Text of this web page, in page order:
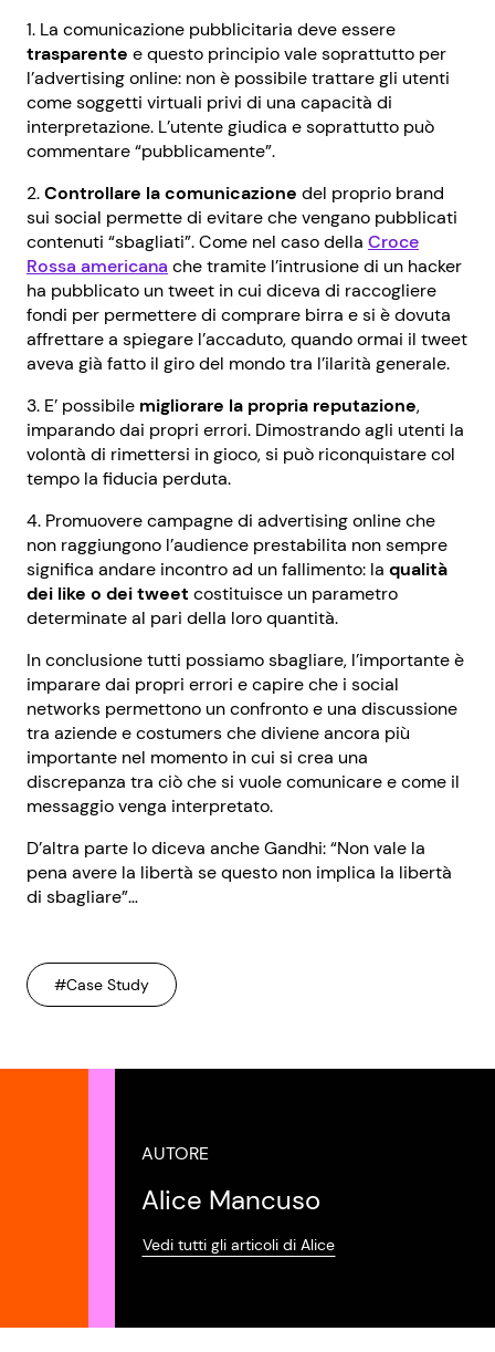
1. La comunicazione pubblicitaria deve essere
trasparente e questo principio vale soprattutto per
l’advertising online: non è possibile trattare gli utenti
come soggetti virtuali privi di una capacità di
interpretazione. L’utente giudica e soprattutto può
commentare “pubblicamente”.
2.Controllare la comunicazione del proprio brand
sui social permette di evitare che vengano pubblicati
contenuti “sbagliati”. Come nel caso della Croce
Rossa americana che tramite l’intrusione di un hacker
ha pubblicato un tweet in cui diceva di raccogliere
fondi per permettere di comprare birra e si è dovuta
affrettare a spiegare l’accaduto, quando ormai il tweet
aveva già fatto il giro del mondo tra l’ilarità generale.
3. E’ possibile migliorare la propria reputazione,
imparando dai propri errori. Dimostrando agli utenti la
volontà di rimettersi in gioco, si può riconquistare col
tempo la fiducia perduta.
4. Promuovere campagne di advertising online che
non raggiungono l’audience prestabilita non sempre
significa andare incontro ad un fallimento: la qualità
dei like o dei tweet costituisce un parametro
determinate al pari della loro quantità.
In conclusione tutti possiamo sbagliare, l’importante è
imparare dai propri errori e capire che i social
networks permettono un confronto e una discussione
tra aziende e costumers che diviene ancora più
importante nel momento in cui si crea una
discrepanza tra ciò che si vuole comunicare e come il
messaggio venga interpretato.
D’altra parte lo diceva anche Gandhi: “Non vale la
pena avere la libertà se questo non implica la libertà
di sbagliare”…
#Case Study
AUTORE
Alice Mancuso
Vedi tutti gli articoli di Alice